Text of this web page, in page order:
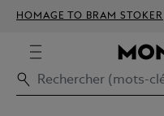
HOMAGE TO BRAM STOKER